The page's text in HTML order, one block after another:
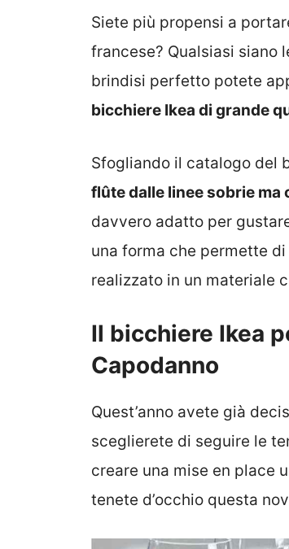
Siete più propensi a
francese? Qualsiasi siano
brindisi perfetto potete
bicchiere Ikea di grande
Sfogliando il catalogo del
flûte dalle linee sobrie
davvero adatto per
una forma che permette
realizzato in un materiale
Il bicchiere Ikea
Capodanno
Quest’anno avete già
sceglierete di seguire le
creare una mise en place
tenete d’occhio questa